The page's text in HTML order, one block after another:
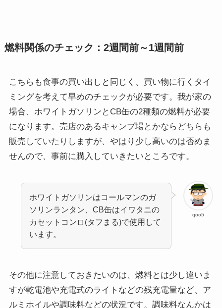
燃料関係のチェック：2週間前～1週間前
こちらも食事の買い出しと同じく、買い物に行くタイ
ミングを考えて早めのチェックが必要です。我が家の
場合、ホワイトガソリンとCB缶の2種類の燃料が必要
になります。売店のあるキャンプ場とかならどちらも
販売していたりしますが、やはり少し高いのは否めま
せんので、事前に購入していきたいところです。
qoo5
ホワイトガソリンはコールマンのガ
ソリンランタン、CB缶はイワタニの
カセットコンロ(タフまる)で使用して
います。
その他に注意しておきたいのは、燃料とは少し違いま
すが乾電池や充電式のライトなどの残充電量など、ア
ルミホイルや調味料などの状況です。調味料なんかは